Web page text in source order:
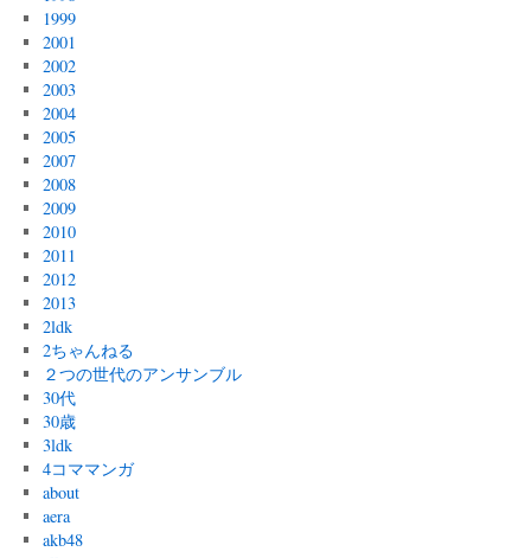
1999
2001
2002
2003
2004
2005
2007
2008
2009
2010
2011
2012
2013
2ldk
2ちゃんねる
２つの世代のアンサンブル
30代
30歳
3ldk
4コママンガ
about
aera
akb48